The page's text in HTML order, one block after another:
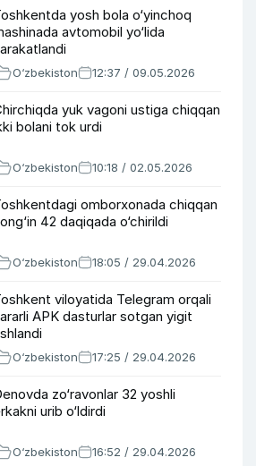
yosh bola o‘yinchoq
avtomobil yo‘lida
O‘zbekiston 12:37 / 09.05.2026
yuk vagoni ustiga chiqqan
bolani tok urdi
O‘zbekiston 10:18 / 02.05.2026
omborxonada chiqqan
42 daqiqada o‘chirildi
O‘zbekiston 18:05 / 29.04.2026
viloyatida Telegram orqali
APK dasturlar sotgan yigit
O‘zbekiston 17:25 / 29.04.2026
zo‘ravonlar 32 yoshli
urib o‘ldirdi
O‘zbekiston 16:52 / 29.04.2026